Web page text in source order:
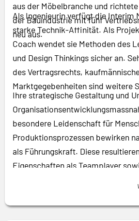
aus der Möbelbranche und
der Bauindustrie mit fünf
neu aus.
Als Ingenieurin verfügt die Interim
starke Technik-Affinität. Als
Coach wendet sie Methoden des
und Design Thinkings sicher an.
des Vertragsrechts,
Marktgegebenheiten sind weitere
Ihre strategische Gestaltung und
besondere Leidenschaft für
Produktionsprozessen bewirken
als Führungskraft. Diese
Eigenschaften als Teamplayer